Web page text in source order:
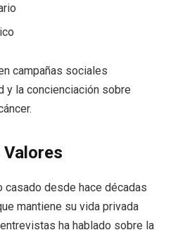
campañas sociales
y la concienciación sobre
casado desde hace décadas
mantiene su vida privada
ha hablado sobre la